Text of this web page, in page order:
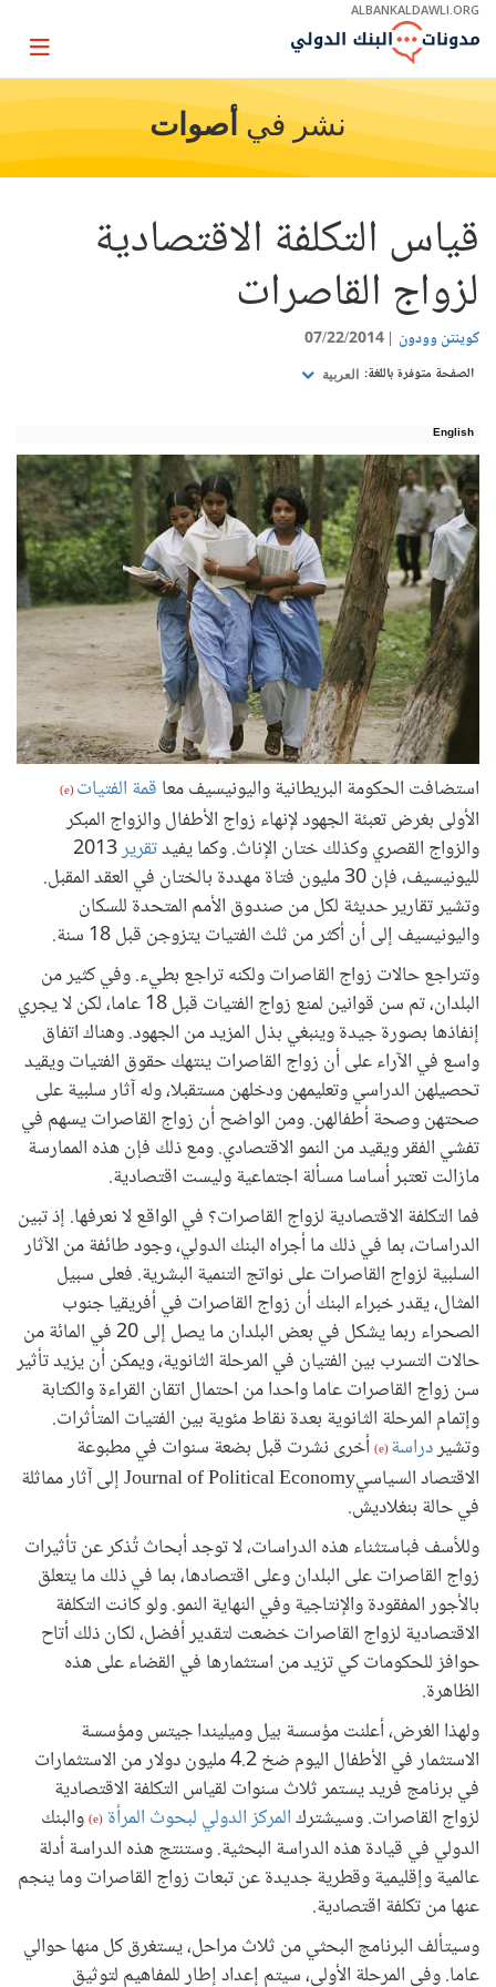
Skip
Main
ALBANKALDAWLI.ORG
Page
نشر في أصوات
قياس التكلفة الاقتصادية
لزواج القاصرات
كوينتن وودون 07/22/2014
الصفحة متوفرة باللغة: العربية
English
استضافت الحكومة البريطانية واليونيسيف معا قمة الفتيات(e)
الأولى بغرض تعبئة الجهود لإنهاء زواج الأطفال والزواج المبكر
والزواج القصري وكذلك ختان الإناث. وكما يفيدتقرير2013
لليونيسيف، فإن 30 مليون فتاة مهددة بالختان في العقد المقبل.
وتشير تقارير حديثة لكل من صندوق الأمم المتحدة للسكان
واليونيسيف إلى أن أكثر من ثلث الفتيات يتزوجن قبل 18 سنة.
وتتراجع حالات زواج القاصرات ولكنه تراجع بطيء. وفي كثير من
البلدان، تم سن قوانين لمنع زواج الفتيات قبل 18 عاما، لكن لا يجري
إنفاذها بصورة جيدة وينبغي بذل المزيد من الجهود. وهناك اتفاق
واسع في الآراء على أن زواج القاصرات ينتهك حقوق الفتيات ويقيد
تحصيلهن الدراسي وتعليمهن ودخلهن مستقبلا، وله آثار سلبية على
صحتهن وصحة أطفالهن. ومن الواضح أن زواج القاصرات يسهم في
تفشي الفقر ويقيد من النمو الاقتصادي. ومع ذلك فإن هذه الممارسة
مازالت تعتبر أساسا مسألة اجتماعية وليست اقتصادية.
فما التكلفة الاقتصادية لزواج القاصرات؟ في الواقع لا نعرفها. إذ تبين
الدراسات، بما في ذلك ما أجراه البنك الدولي، وجود طائفة من الآثار
السلبية لزواج القاصرات على نواتج التنمية البشرية. فعلى سبيل
المثال، يقدر خبراء البنك أن زواج القاصرات في أفريقيا جنوب
الصحراء ربما يشكل في بعض البلدان ما يصل إلى 20 في المائة من
حالات التسرب بين الفتيان في المرحلة الثانوية، ويمكن أن يزيد تأثير
سن زواج القاصرات عاما واحدا من احتمال اتقان القراءة والكتابة
وإتمام المرحلة الثانوية بعدة نقاط مئوية بين الفتيات المتأثرات.
وتشيردراسة(e)
أخرى نشرت قبل بضعة سنوات في مطبوعة
الاقتصاد السياسيJournal of Political Economy إلى آثار مماثلة
في حالة بنغلاديش.
وللأسف فباستثناء هذه الدراسات، لا توجد أبحاث تُذكر عن تأثيرات
زواج القاصرات على البلدان وعلى اقتصادها، بما في ذلك ما يتعلق
بالأجور المفقودة والإنتاجية وفي النهاية النمو. ولو كانت التكلفة
الاقتصادية لزواج القاصرات خضعت لتقدير أفضل، لكان ذلك أتاح
حوافز للحكومات كي تزيد من استثمارها في القضاء على هذه
الظاهرة.
ولهذا الغرض، أعلنت مؤسسة بيل وميليندا جيتس ومؤسسة
الاستثمار في الأطفال اليوم ضخ 4.2 مليون دولار من الاستثمارات
في برنامج فريد يستمر ثلاث سنوات لقياس التكلفة الاقتصادية
لزواج القاصرات. وسيشتركالمركز الدولي لبحوث المرأة (e)
والبنك
الدولي في قيادة هذه الدراسة البحثية. وستنتج هذه الدراسة أدلة
عالمية وإقليمية وقطرية جديدة عن تبعات زواج القاصرات وما ينجم
عنها من تكلفة اقتصادية.
وسيتألف البرنامج البحثي من ثلاث مراحل، يستغرق كل منها حوالي
عاما. وفي المرحلة الأولى، سيتم إعداد إطار للمفاهيم لتوثيق